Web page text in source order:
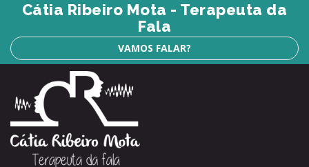
Cátia Ribeiro Mota - Terapeuta da
Fala
VAMOS FALAR?